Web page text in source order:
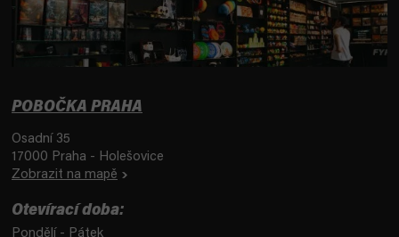
POBOČKA PRAHA
Osadní 35
17000 Praha - Holešovice
Zobrazit na mapě
Otevírací doba:
Pondělí - Pátek